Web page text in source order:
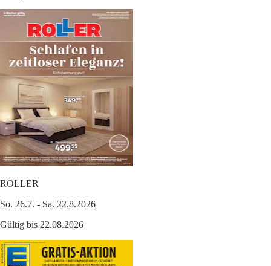
ROLLER
So. 26.7. - Sa. 22.8.2026
Gültig bis 22.08.2026